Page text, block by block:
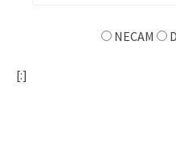
NECAM
[:]